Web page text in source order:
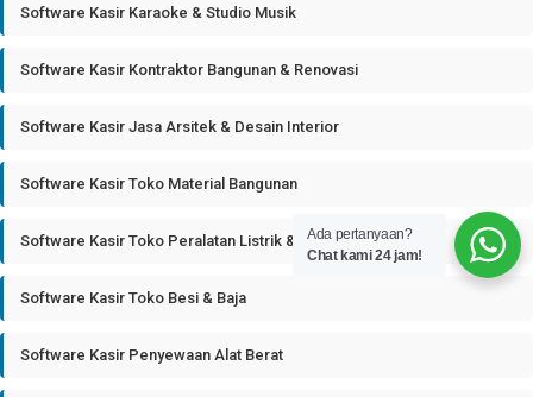
Software Kasir Karaoke & Studio Musik
Software Kasir Kontraktor Bangunan & Renovasi
Software Kasir Jasa Arsitek & Desain Interior
Software Kasir Toko Material Bangunan
Software Kasir Toko Peralatan Listrik & Plumbing
Software Kasir Toko Besi & Baja
Software Kasir Penyewaan Alat Berat
Ada pertanyaan?
Chat kami 24 jam!